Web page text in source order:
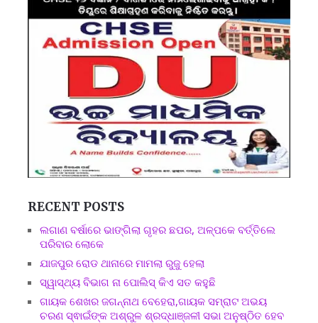
RECENT POSTS
ଲଗାଣ ବର୍ଷାରେ ଭାଙ୍ଗିଲା ଗୃହର ଛପର, ଅଳ୍ପକେ ବର୍ତ୍ତିଲେ
ପରିବାର ଲୋକେ
ଯାଜପୁର ରୋଡ ଥାନାରେ ମାମଲା ରୁଜୁ ହେଲା
ସ୍ୱାସ୍ଥ୍ୟ ବିଭାଗ ନା ପୋଲିସ୍ କିଏ ସତ କହୁଛି
ଗାୟକ ଶେଖର ଜଗନ୍ନାଥ ବେହେରା,ଗାୟକ ସମ୍ରାଟ ଅଭୟ
ଚରଣ ସ୍ଵାଇଁଙ୍କ ଅଶ୍ରୁଳ ଶ୍ରଦ୍ଧାଞ୍ଜଳୀ ସଭା ଅନୁଷ୍ଠିତ ହେବ